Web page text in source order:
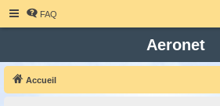
FAQ
Aeronet
Accueil